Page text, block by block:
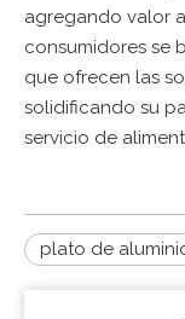
agregando valor
consumidores se
que ofrecen las
solidificando su
servicio de
plato de